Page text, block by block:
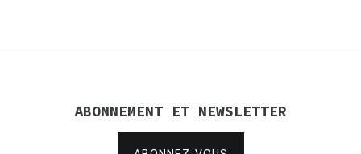
ABONNEMENT ET NEWSLETTER